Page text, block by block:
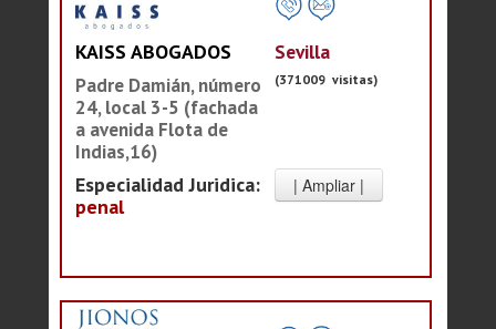
KAISS ABOGADOS
Padre Damián, número
24, local 3-5 (fachada
a avenida Flota de
Indias,16)
Especialidad Juridica:
penal
Sevilla
(371009 visitas)